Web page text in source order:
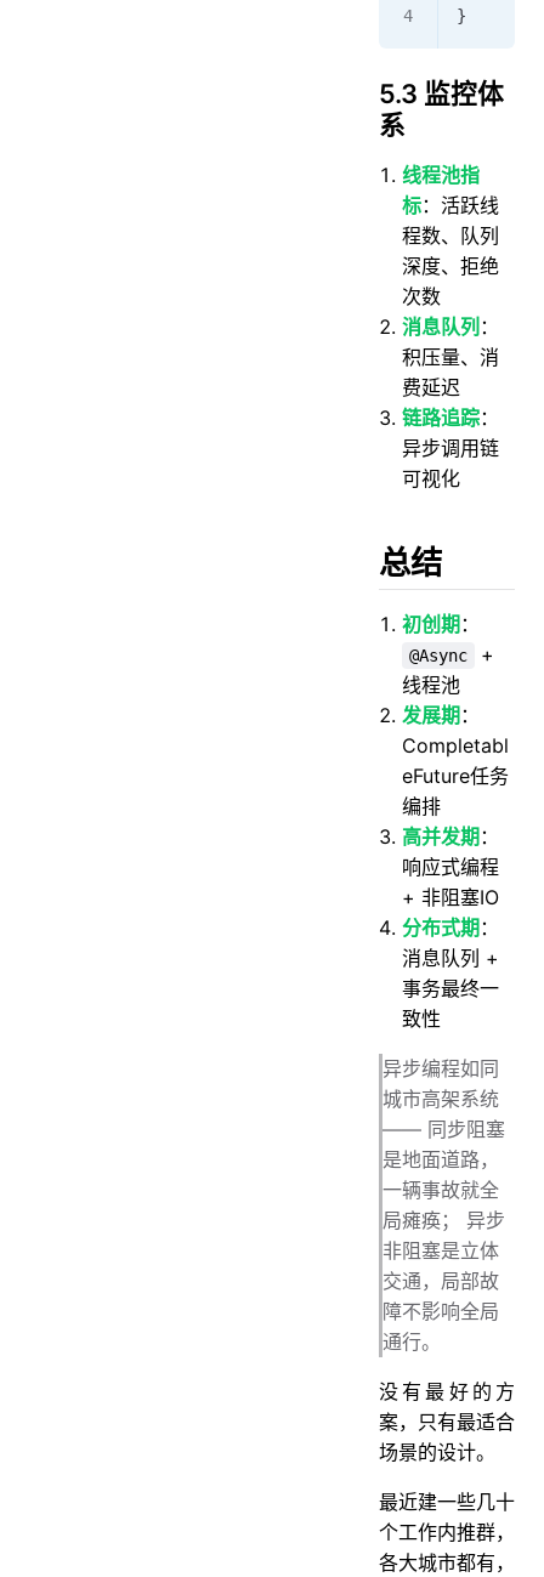
}
5.3 监控体
系
线程池指
标：活跃线
程数、队列
深度、拒绝
次数
消息队列 ：
积压量、消
费延迟
链路追踪：
异步调用链
可视化
总结
初创期：
@Async
+
线程池
发展期：
Completabl
eFuture任务
编排
高并发期：
响应式编程
+ 非阻塞IO
分布式期：
消息队列 +
事务最终一
致性
异步编程如同
城市高架系统
—— 同步阻塞
是地面道路，
一辆事故就全
局瘫痪； 异步
非阻塞是立体
交通，局部故
障不影响全局
通行。
没有最好的方
案，只有最适合
场景的设计。
最近建一些几十
个工作内推群，
各大城市都有，